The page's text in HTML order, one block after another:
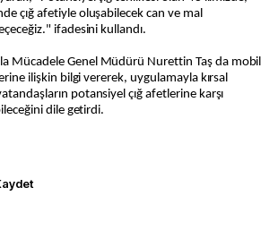
çığ afetiyle oluşabilecek can ve mal
ifadesini kullandı.
Mücadele Genel Müdürü Nurettin Taş da mobil
ilişkin bilgi vererek, uygulamayla kırsal
potansiyel çığ afetlerine karşı
dile getirdi.